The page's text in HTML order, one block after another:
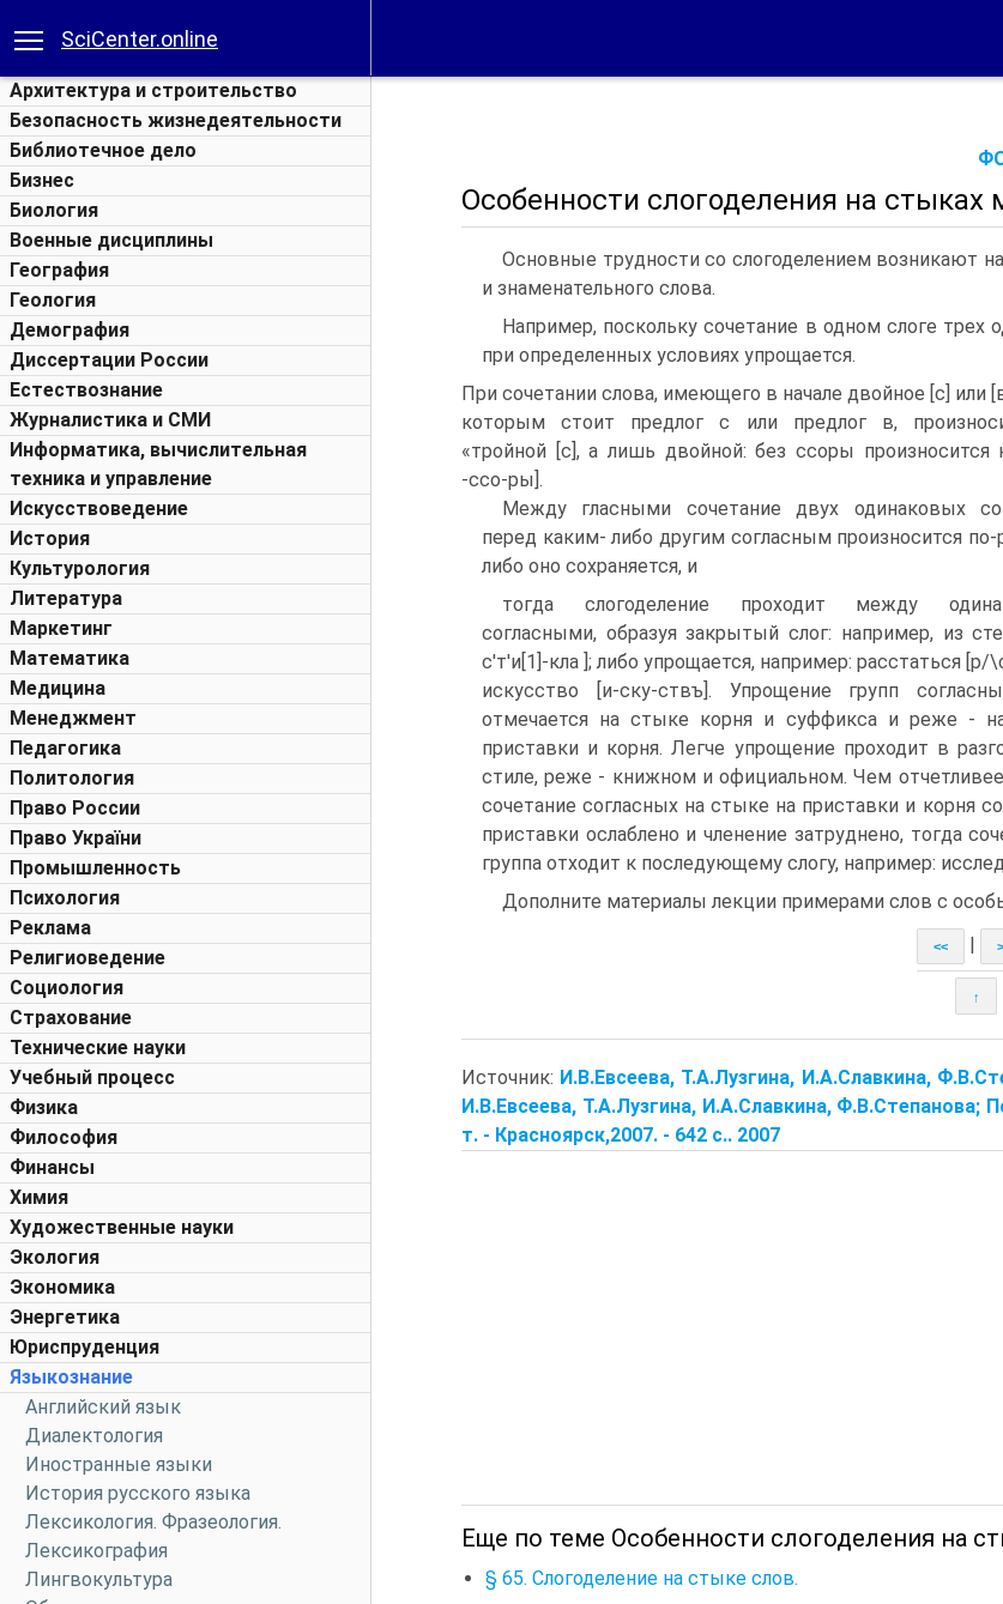
SciCenter.online
Архитектура и строительство
Безопасность жизнедеятельности
Библиотечное дело
Бизнес
Биология
Военные дисциплины
География
Геология
Демография
Диссертации России
Естествознание
Журналистика и СМИ
Информатика, вычислительная
техника и управление
Искусствоведение
История
Культурология
Литература
Маркетинг
Математика
Медицина
Менеджмент
Педагогика
Политология
Право России
Право України
Промышленность
Психология
Реклама
Религиоведение
Социология
Страхование
Технические науки
Учебный процесс
Физика
Философия
Финансы
Химия
Художественные науки
Экология
Экономика
Энергетика
Юриспруденция
Языкознание
Английский язык
Диалектология
Иностранные языки
История русского языка
Лексикология. Фразеология.
Лексикография
Лингвокультура
Особенности слогоделения на
Основные трудности со слогоделением возникают
и знаменательного слова.
Например, поскольку сочетание в одном слоге
при определенных условиях упрощается.
При сочетании слова, имеющего в начале двойное [с] или
которым стоит предлог с или предлог в,
«тройной [с], а лишь двойной: без ссоры произносится
-ссо-ры].
Между гласными сочетание двух одинаковых
перед каким- либо другим согласным произносится по-
либо оно сохраняется, и
тогда слогоделение проходит между
согласными, образуя закрытый слог: например, из
с'т'и[1]-кла ]; либо упрощается, например: расстаться [р/
искусство [и-ску-ствъ]. Упрощение групп
отмечается на стыке корня и суффикса и реже -
приставки и корня. Легче упрощение проходит в
стиле, реже - книжном и официальном. Чем
сочетание согласных на стыке на приставки и корня
приставки ослаблено и членение затруднено, тогда
группа отходит к последующему слогу, например:
Дополните материалы лекции примерами слов с
<<
↑
Источник: И.В.Евсеева, Т.А.Лузгина, И.А.Славкина,
И.В.Евсеева, Т.А.Лузгина, И.А.Славкина, Ф.В.Степанова;
т. - Красноярск,2007. - 642 с.. 2007
Еще по теме Особенности слогоделения на
§ 65. Слогоделение на стыке слов.